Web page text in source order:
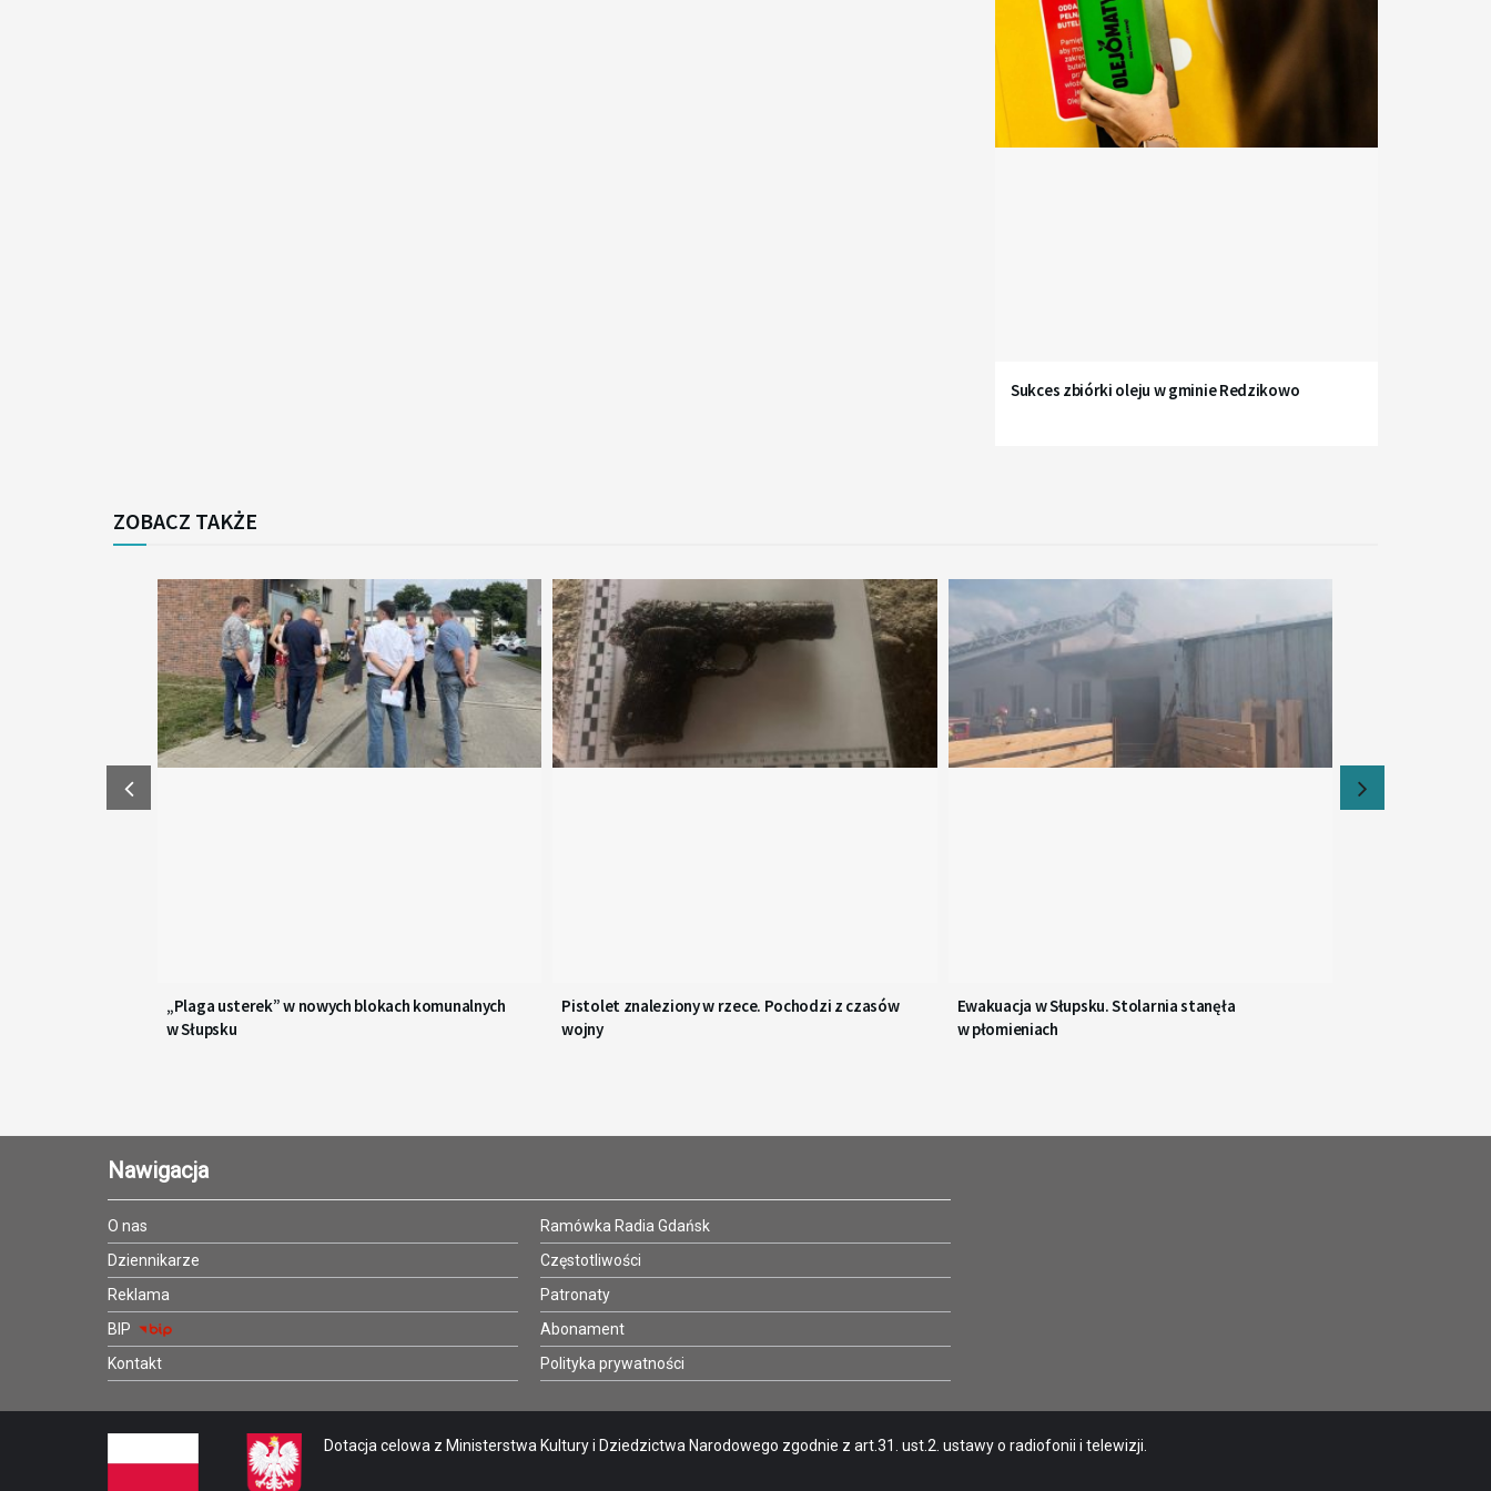
Sukces zbiórki oleju w gminie Redzikowo
ZOBACZ TAKŻE
„Plaga usterek” w nowych blokach komunalnych
w Słupsku
Pistolet znaleziony w rzece. Pochodzi z czasów
wojny
Ewakuacja w Słupsku. Stolarnia stanęła
w płomieniach
Nawigacja
O nas
Dziennikarze
Reklama
BIP
Kontakt
Ramówka Radia Gdańsk
Częstotliwości
Patronaty
Abonament
Polityka prywatności
Dotacja celowa z Ministerstwa Kultury i Dziedzictwa Narodowego zgodnie z art.31. ust.2. ustawy o radiofonii i telewizji.